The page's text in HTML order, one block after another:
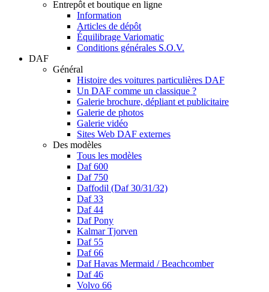
Entrepôt et boutique en ligne
Information
Articles de dépôt
Équilibrage Variomatic
Conditions générales S.O.V.
DAF
Général
Histoire des voitures particulières DAF
Un DAF comme un classique ?
Galerie brochure, dépliant et publicitaire
Galerie de photos
Galerie vidéo
Sites Web DAF externes
Des modèles
Tous les modèles
Daf 600
Daf 750
Daffodil (Daf 30/31/32)
Daf 33
Daf 44
Daf Pony
Kalmar Tjorven
Daf 55
Daf 66
Daf Havas Mermaid / Beachcomber
Daf 46
Volvo 66